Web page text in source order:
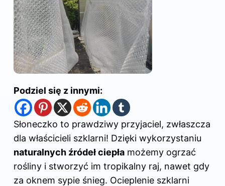
Podziel się z innymi:
Słoneczko to prawdziwy przyjaciel, zwłaszcza
dla właścicieli szklarni! Dzięki wykorzystaniu
naturalnych źródełciepła możemy ogrzać
rośliny i stworzyć im tropikalny raj, nawet gdy
za oknem sypie śnieg. Ocieplenie szklarni